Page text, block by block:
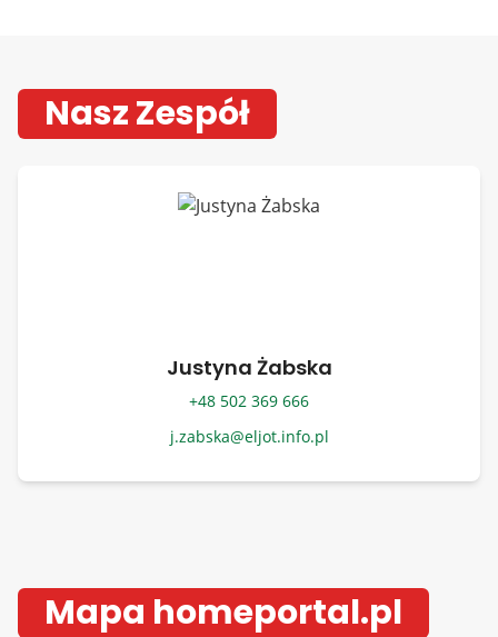
Nasz Zespół
Justyna Żabska
+48 502 369 666
j.zabska@eljot.info.pl
Mapa homeportal.pl